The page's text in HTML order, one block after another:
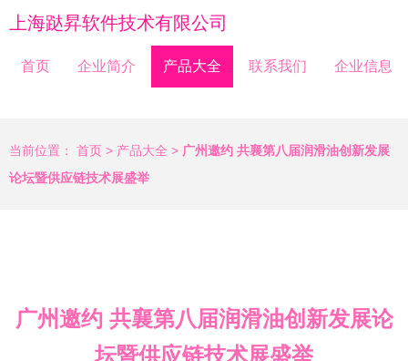
上海跶昇软件技术有限公司
首页 企业简介 产品大全 联系我们 企业信息
当前位置： 首页 > 产品大全 > 广州邀约 共襄第八届润滑油创新发展
论坛暨供应链技术展盛举
广州邀约 共襄第八届润滑油创新发展论
坛暨供应链技术展盛举